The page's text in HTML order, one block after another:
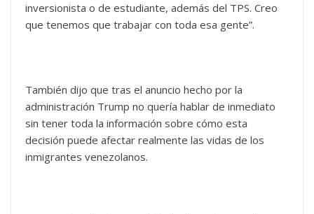
inversionista o de estudiante, además del TPS. Creo
que tenemos que trabajar con toda esa gente”.
También dijo que tras el anuncio hecho por la
administración Trump no quería hablar de inmediato
sin tener toda la información sobre cómo esta
decisión puede afectar realmente las vidas de los
inmigrantes venezolanos.